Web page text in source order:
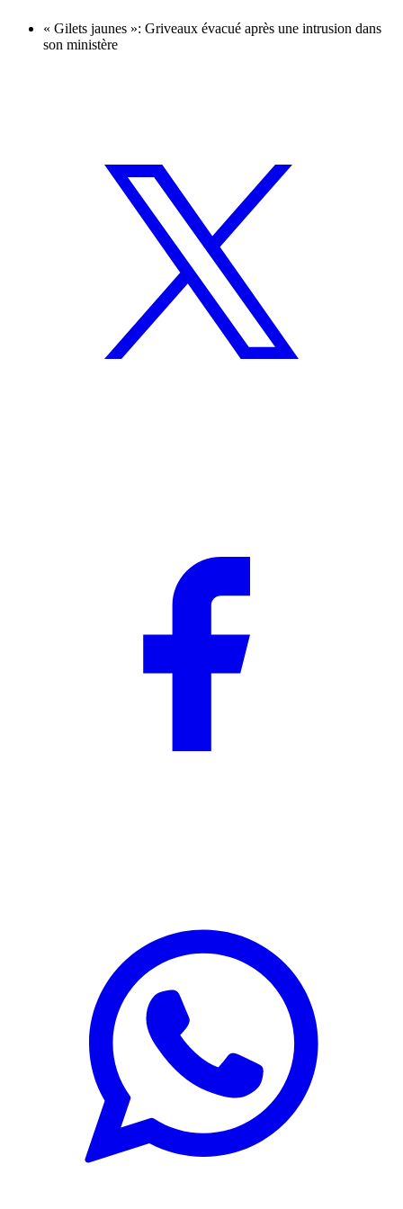
« Gilets jaunes »: Griveaux évacué après une intrusion dans
son ministère